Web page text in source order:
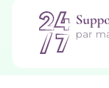
par